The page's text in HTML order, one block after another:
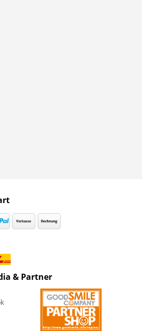
& Partner